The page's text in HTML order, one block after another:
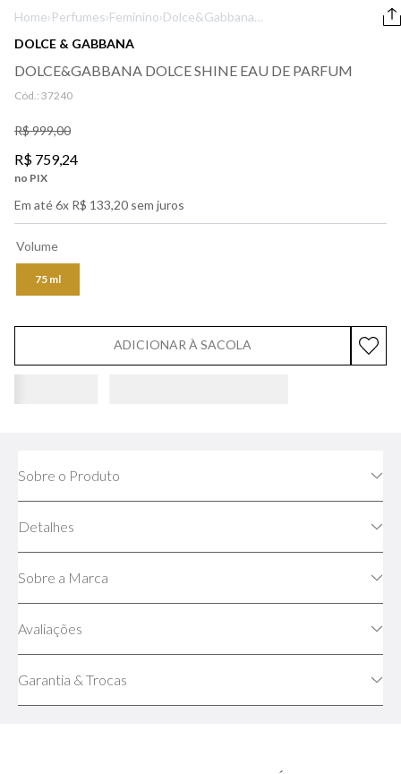
Home›Perfumes›Feminino›Dolce&Gabbana
DOLCE & GABBANA
DOLCE&GABBANA DOLCE SHINE EAU DE PARFUM
Cód.: 37240
R$999,00
R$ 759,24
no PIX
Em até6x R$ 133,20 sem juros
Volume
75 ml
ADICIONAR À SACOLA
Sobre o Produto
Detalhes
Sobre a Marca
Avaliações
Garantia & Trocas